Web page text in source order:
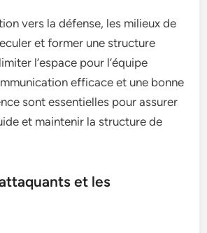
vers la défense, les milieux de
et former une structure
l’espace pour l’équipe
efficace et une bonne
sont essentielles pour assurer
et maintenir la structure de
et les